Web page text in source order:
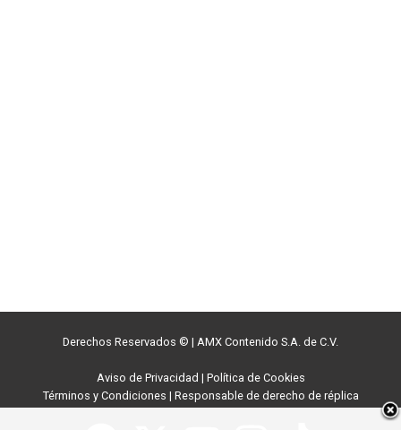
Derechos Reservados © | AMX Contenido S.A. de C.V.
Aviso de Privacidad | Política de Cookies
Términos y Condiciones | Responsable de derecho de réplica